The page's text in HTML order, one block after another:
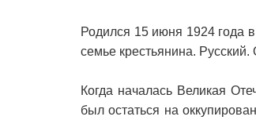
Родился 15 июня 1924 года
семье крестьянина. Русский.
Когда началась Великая
был остаться на